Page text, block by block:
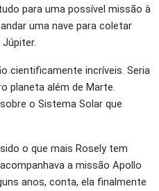
para uma possível missão à
uma nave para coletar
cientificamente incríveis. Seria
planeta além de Marte.
o Sistema Solar que
o que mais Rosely tem
a missão Apollo
anos, conta, ela finalmente